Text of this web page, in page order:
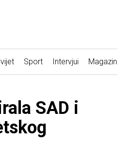
Sport Intervjui Magazin
SAD i